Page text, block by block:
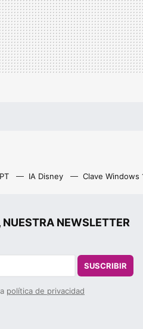
IA Disney Clave Windows
NEWSLETTER
SUSCRIBIR
política de privacidad